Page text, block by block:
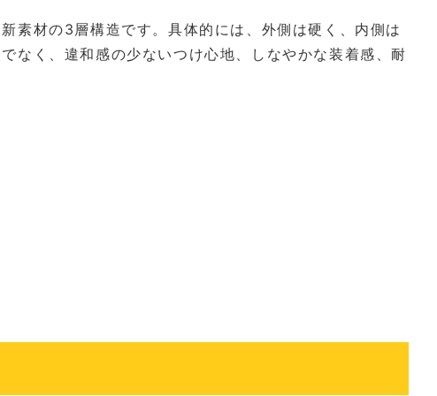
素材の3層構造です。具体的には、外側は硬く、内側は
なく、違和感の少ないつけ心地、しなやかな装着感、耐